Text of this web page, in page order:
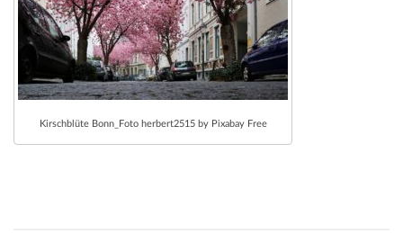
Kirschblüte Bonn_Foto herbert2515 by Pixabay Free